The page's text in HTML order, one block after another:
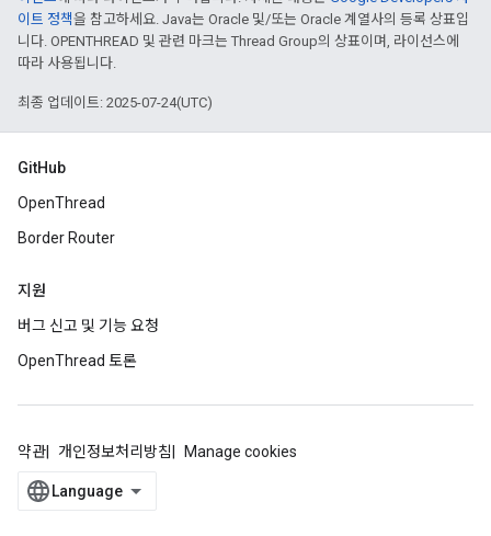
이트 정책을 참고하세요. Java는 Oracle 및/또는 Oracle 계열사의 등록 상표입
니다. OPENTHREAD 및 관련 마크는 Thread Group의 상표이며, 라이선스에
따라 사용됩니다.
최종 업데이트: 2025-07-24(UTC)
GitHub
OpenThread
Border Router
지원
버그 신고 및 기능 요청
OpenThread 토론
약관 개인정보처리방침 Manage cookies